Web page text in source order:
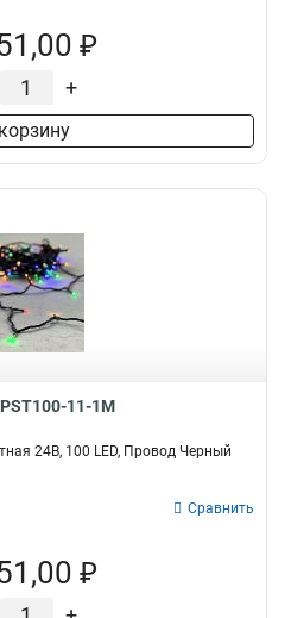
₽
+
11-1M
24В, 100 LED, Провод Черный
Сравнить
₽